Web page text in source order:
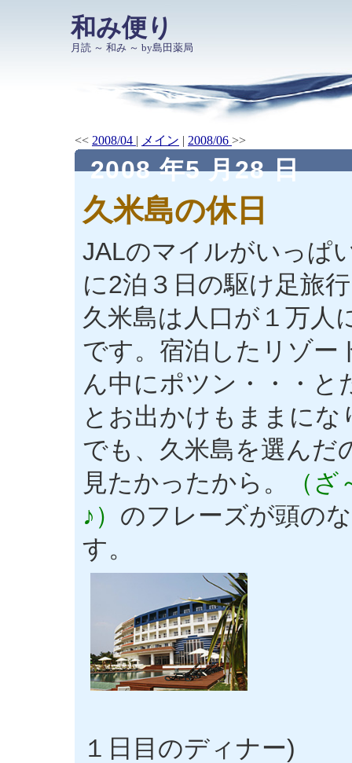
和み便り
月読 ～ 和み ～ by島田薬局
<< 2008/04 | メイン | 2008/06 >>
2008 年5 月28 日
久米島の休日
JALのマイルがいっぱ
に2泊３日の駆け足旅
久米島は人口が１万人
です。宿泊したリゾー
ん中にポツン・・・
とお出かけもままにな
でも、久米島を選んだ
見たかったから。
（
♪） のフレーズが頭の
す。
１日目のディナー)